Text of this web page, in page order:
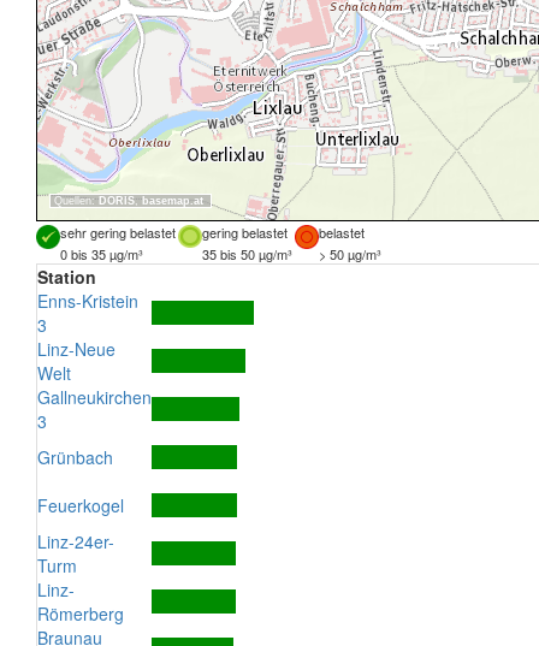
Quellen: DORIS, basemap.at
sehr gering belastet gering belastet
belastet
0 bis 35 µg/m³
35 bis 50 µg/m³ > 50 µg/m³
Station
Enns-Kristein
3
Linz-Neue
Welt
Gallneukirchen
3
Grünbach
Feuerkogel
Linz-24er-
Turm
Linz-
Römerberg
Braunau